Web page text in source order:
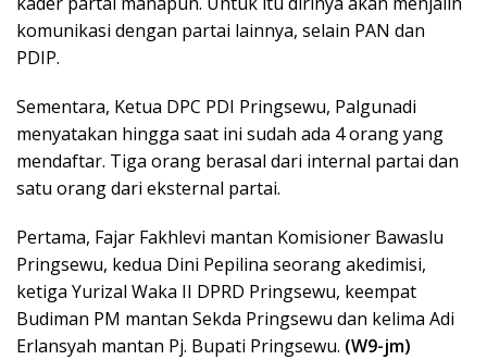
komunikasi dengan partai lainnya, selain PAN dan
PDIP.
Sementara, Ketua DPC PDI Pringsewu, Palgunadi
menyatakan hingga saat ini sudah ada 4 orang yang
mendaftar. Tiga orang berasal dari internal partai dan
satu orang dari eksternal partai.
Pertama, Fajar Fakhlevi mantan Komisioner Bawaslu
Pringsewu, kedua Dini Pepilina seorang akedimisi,
ketiga Yurizal Waka II DPRD Pringsewu, keempat
Budiman PM mantan Sekda Pringsewu dan kelima Adi
Erlansyah mantan Pj. Bupati Pringsewu. (W9-jm)